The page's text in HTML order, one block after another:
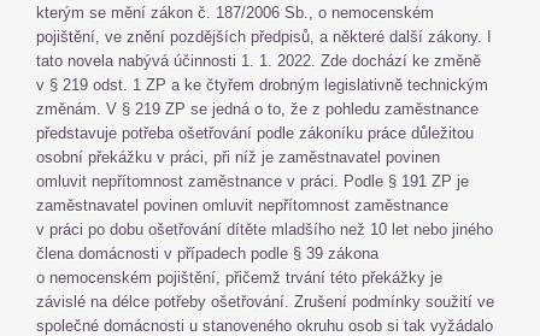
kterým se mění zákon č. 187/2006 Sb., o nemocenském
pojištění, ve znění pozdějších předpisů, a některé další zákony. I
tato novela nabývá účinnosti 1. 1. 2022. Zde dochází ke změně
v § 219 odst. 1 ZP a ke čtyřem drobným legislativně technickým
změnám. V § 219 ZP se jedná o to, že z pohledu zaměstnance
představuje potřeba ošetřování podle zákoníku práce důležitou
osobní překážku v práci, při níž je zaměstnavatel povinen
omluvit nepřítomnost zaměstnance v práci. Podle § 191 ZP je
zaměstnavatel povinen omluvit nepřítomnost zaměstnance
v práci po dobu ošetřování dítěte mladšího než 10 let nebo jiného
člena domácnosti v případech podle § 39 zákona
o nemocenském pojištění, přičemž trvání této překážky je
závislé na délce potřeby ošetřování. Zrušení podmínky soužití ve
společné domácnosti u stanoveného okruhu osob si tak vyžádalo